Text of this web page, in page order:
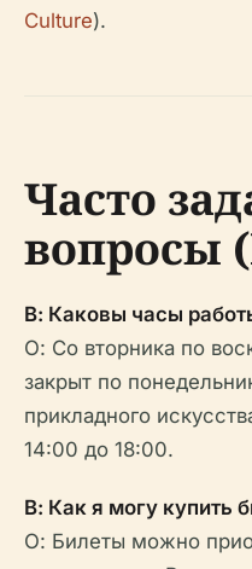
Culture).
Часто
вопросы
В: Каковы часы
О: Со вторника по
закрыт по
прикладного
14:00 до 18:00.
В: Как я могу купить
О: Билеты можно